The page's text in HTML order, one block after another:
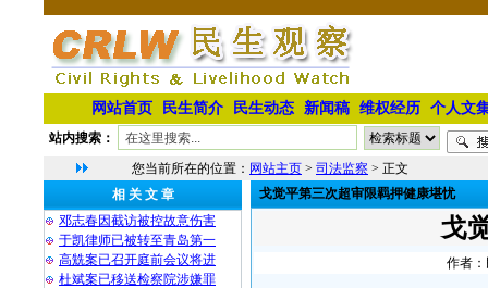
网站首页 民生简介 民生动态 新闻稿 维权经历 个人文
站内搜索：
您当前所在的位置： 网站主页 > 司法监察 > 正文
相 关 文 章
邓志春因截访被控故意伤害
于凯律师已被转至青岛第一
高兟案已召开庭前会议将进
杜斌案已移送检察院涉嫌罪
戈觉平第三次超审限羁押健康堪忧
戈
作者：